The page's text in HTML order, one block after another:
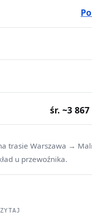
śr. ~3 867
trasie Warszawa →
u przewoźnika.